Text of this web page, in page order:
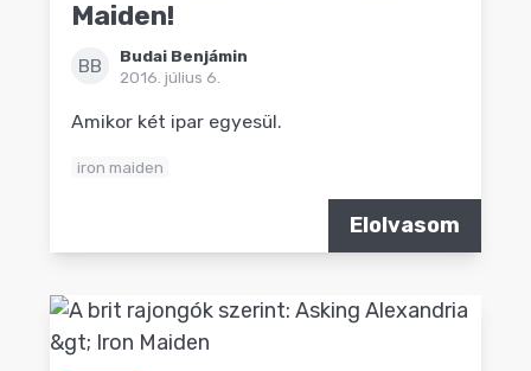
Maiden!
BB
Budai Benjámin
2016. július 6.
Amikor két ipar egyesül.
iron maiden
Elolvasom